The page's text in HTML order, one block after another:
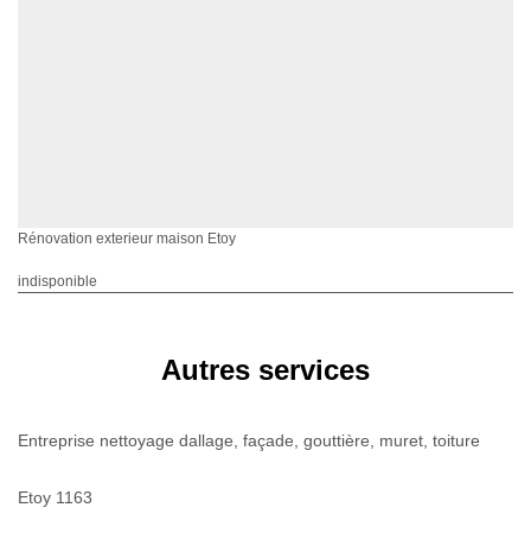
Rénovation exterieur maison Etoy
indisponible
Autres services
Entreprise nettoyage dallage, façade, gouttière, muret, toiture
Etoy 1163